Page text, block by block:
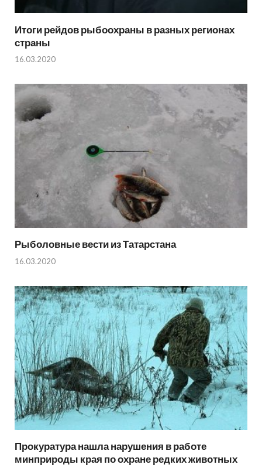
Итоги рейдов рыбоохраны в разных регионах
страны
16.03.2020
Рыболовные вести из Татарстана
16.03.2020
Прокуратура нашла нарушения в работе
минприроды края по охране редких животных